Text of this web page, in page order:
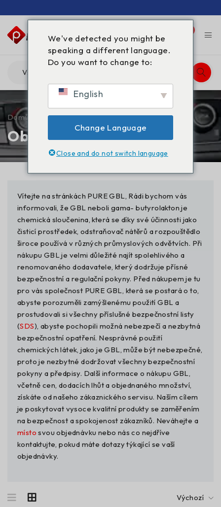
Obchod
Domů Obchod
Vítejte na stránkách PURE GBL, Rádi bychom vás
informovali, že GBL neboli gama- butyrolakton je
chemická sloučenina, která se díky své účinnosti jako
čisticí prostředek, odstraňovač nátěrů a rozpouštědlo
široce používá v různých průmyslových odvětvích. Při
nákupu GBL je velmi důležité najít spolehlivého a
renomovaného dodavatele, který dodržuje přísné
bezpečnostní a regulační pokyny. Před nákupem je tu
pro vás společnost PURE GBL, která se postará o to,
abyste porozuměli zamýšlenému použití GBL a
prostudovali si všechny příslušné bezpečnostní listy
(SDS), abyste pochopili možná nebezpečí a nezbytná
bezpečnostní opatření. Nesprávné použití
chemických látek, jako je GBL, může být nebezpečné,
proto je nezbytné dodržovat všechny bezpečnostní
pokyny a předpisy. Další informace o nákupu GBL,
včetně cen, dodacích lhůt a objednaného množství,
získáte od našeho zákaznického servisu. Naším cílem
je poskytovat vysoce kvalitní produkty se zaměřením
na bezpečnost a spokojenost zákazníků. Neváhejte a
místo svou objednávku nebo nás co nejdříve
kontaktujte, pokud máte dotazy týkající se vaší
objednávky.
Výchozí
We've detected you might be
speaking a different language.
Do you want to change to:
English
Change Language
Close and do not switch language